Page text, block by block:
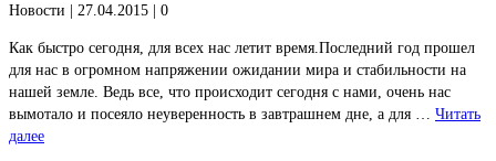
Новости | 27.04.2015 | 0
Как быстро сегодня, для всех нас летит время.Последний год прошел
для нас в огромном напряжении ожидании мира и стабильности на
нашей земле. Ведь все, что происходит сегодня с нами, очень нас
вымотало и посеяло неуверенность в завтрашнем дне, а для … Читать
далее